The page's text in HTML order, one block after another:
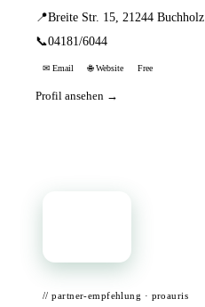
📍Breite Str. 15, 21244 Buchholz
📞04181/6044
✉ Email 🌐 Website Free
Profil ansehen →
// partner-empfehlung · proauris